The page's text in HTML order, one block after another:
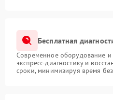
Бесплатная
Современное оборудование и
экспресс-диагностику и
сроки, минимизируя время без